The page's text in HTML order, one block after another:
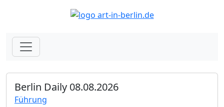
Berlin Daily 08.08.2026
Führung